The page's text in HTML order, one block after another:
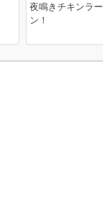
夜鳴きチキンラ
ン！